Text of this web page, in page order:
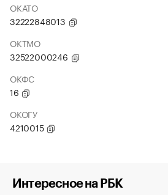
ОКАТО
32222848013
ОКТМО
32522000246
ОКФС
16
ОКОГУ
4210015
Интересное на РБК